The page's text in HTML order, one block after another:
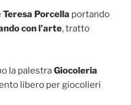
Teresa Porcella portando
con l’arte, tratto
la palestraGiocoleria
libero per giocolieri